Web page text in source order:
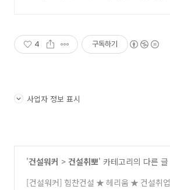
4 구독하기
사업자 정보 표시
'건설워커 > 건설취뽀' 카테고리의 다른 글
[건설워커] 힘찬건설 ★ 헤리움 ★ 건설취업